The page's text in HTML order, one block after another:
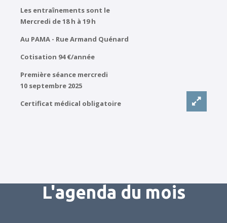
Les entraînements sont le
Mercredi de 18 h à 19 h
Au PAMA - Rue Armand Quénard
Cotisation 94 €/année
Première séance mercredi
10 septembre 2025
Certificat médical obligatoire
L'agenda du mois